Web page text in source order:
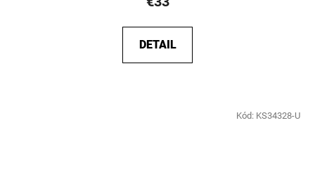
DETAIL
Kód: KS34328-U